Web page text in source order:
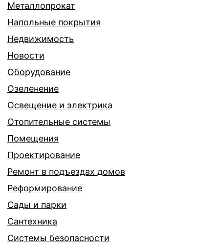
Металлопрокат
Напольные покрытия
Недвижимость
Новости
Оборудование
Озеленение
Освещение и электрика
Отопительные системы
Помещения
Проектирование
Ремонт в подъездах домов
Реформирование
Сады и парки
Сантехника
Системы безопасности